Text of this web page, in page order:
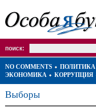
поиск:
NO COMMENTS ПОЛИТИКА
ЭКОНОМИКА
КОРРУПЦИЯ
Выборы